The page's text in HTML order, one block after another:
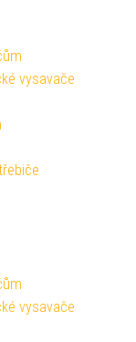
vysavače
vysavače